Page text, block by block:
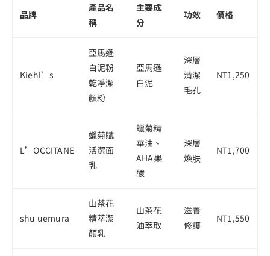
品牌
產品名
稱
主要成
分
功效 價格
Kiehl’s
亞馬遜
白泥粉
乾凈潔
顏粉
亞馬遜
白泥
深層
清潔
毛孔
NT1,250
L’OCCITANE
蠟菊賦
活潔面
乳
蠟菊精
華油、
AHA果
酸
深層
煥肤
NT1,700
shu uemura
山茶花
精萃潔
顏乳
山茶花
油萃取
滋養
修護
NT1,550